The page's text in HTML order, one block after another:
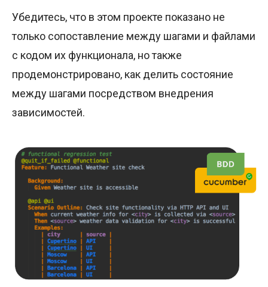
Убедитесь, что в этом проекте показано не
только сопоставление между шагами и файлами
с кодом их функционала, но также
продемонстрировано, как делить состояние
между шагами посредством внедрения
зависимостей.